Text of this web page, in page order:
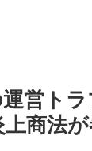
運営ト
商法